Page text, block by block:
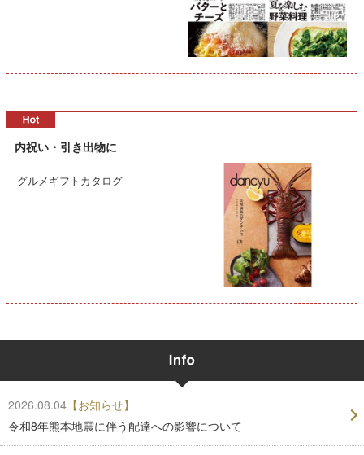
内祝い・引き出物に
グルメギフトカタログ
2026.08.04 【お知らせ】
令和8年熊本地震に伴う配達への影響について